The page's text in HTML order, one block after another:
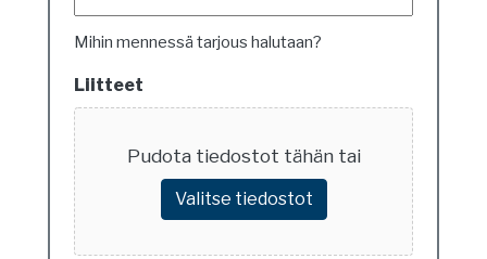
Mihin mennessä tarjous halutaan?
Liitteet
Pudota tiedostot tähän tai
Valitse tiedostot